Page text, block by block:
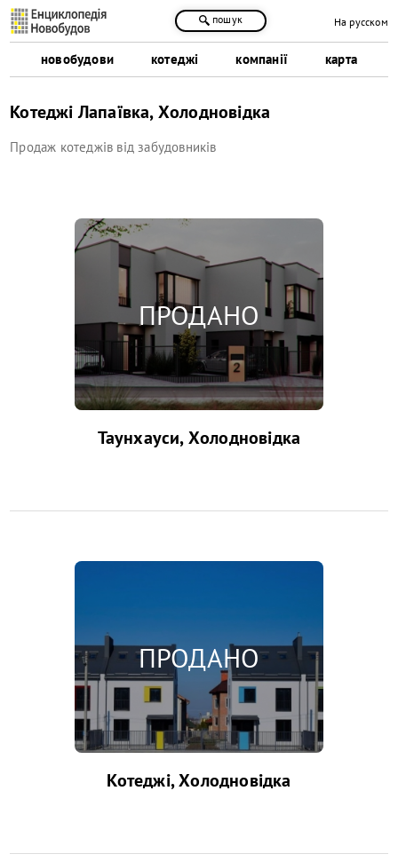
новобудови котеджі компанії карта
пошук На русском
Котеджі Лапаївка, Холодновідка
Продаж котеджів від забудовників
Таунхауси, Холодновідка
Котеджі, Холодновідка